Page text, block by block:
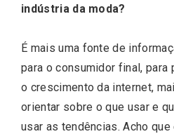
indústria da moda?
É mais uma fonte de
para o consumidor final, para
o crescimento da internet,
orientar sobre o que usar e
usar as tendências. Acho